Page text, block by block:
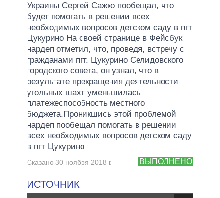
ВСЕ ПЕРСОНЫ
Украины Сергей Сажко пообещал, что
будет помогать в решении всех
необходимых вопросов детском саду в пгт
Цукурино На своей странице в Фейсбук
нардеп отметил, что, проведя, встречу с
гражданами пгт. Цукурино Селидовского
городского совета, он узнал, что в
результате прекращения деятельности
угольных шахт уменьшилась
платежеспособность местного
бюджета.Проникшись этой проблемой
нардеп пообещал помогать в решении
всех необходимых вопросов детском саду
в пгт Цукурино
ВЫПОЛНЕНО
Сказано 30 ноября 2018 г.
ИСТОЧНИК